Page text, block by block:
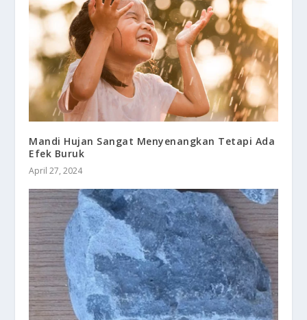
Mandi Hujan Sangat Menyenangkan Tetapi Ada
Efek Buruk
April 27, 2024